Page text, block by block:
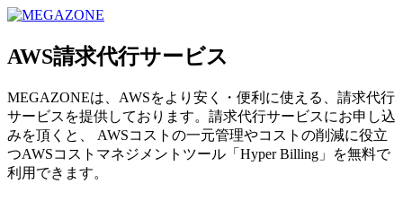
AWS請求代行サービス
MEGAZONEは、AWSをより安く・便利に使える、請求代行
サービスを提供しております。請求代行サービスにお申し込
みを頂くと、 AWSコストの一元管理やコストの削減に役立
つAWSコストマネジメントツール「Hyper Billing」を無料で
利用できます。